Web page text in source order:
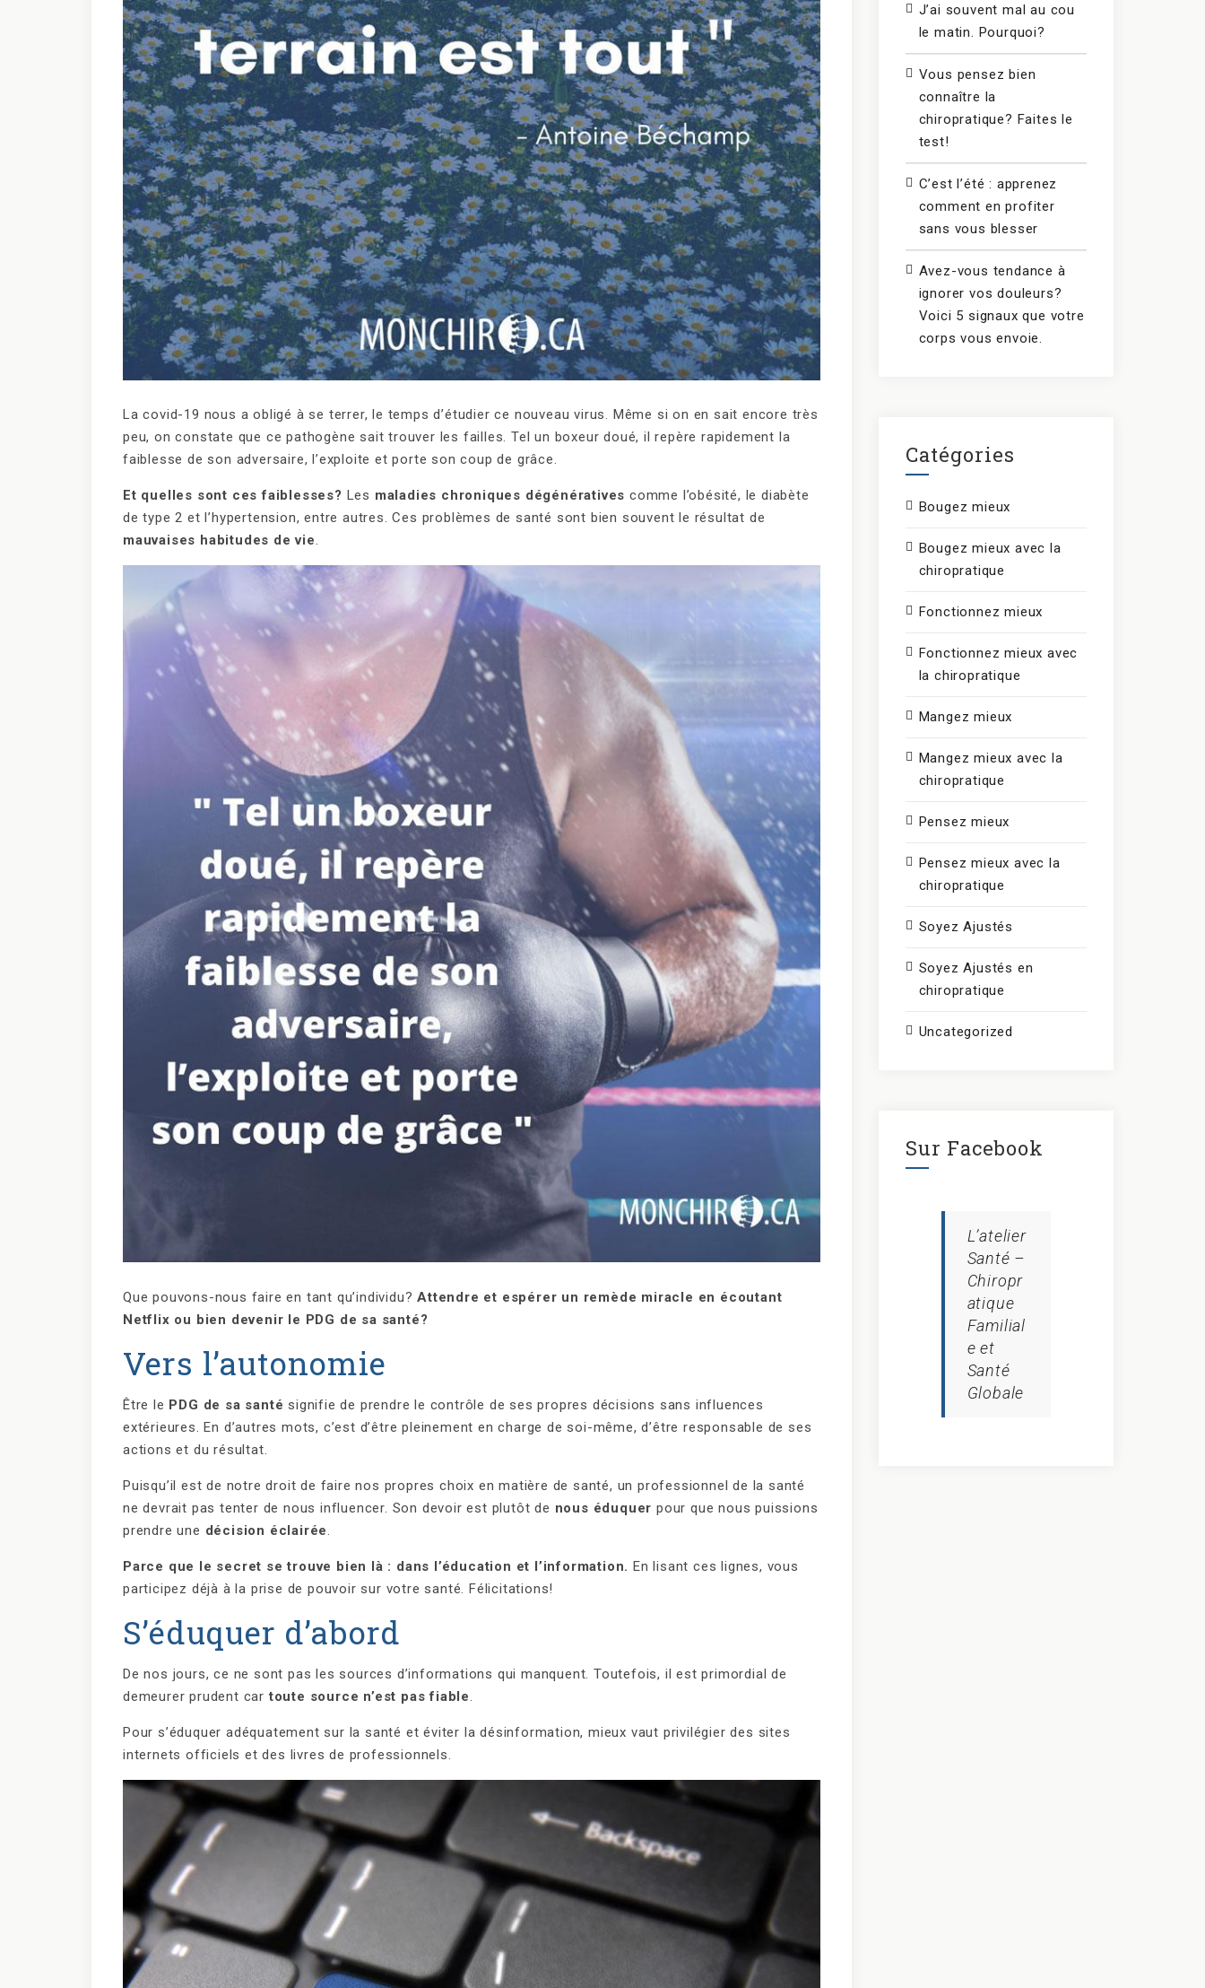
La covid-19 nous a obligé à se terrer, le temps d’étudier ce nouveau virus. Même si on en sait encore très
peu, on constate que ce pathogène sait trouver les failles. Tel un boxeur doué, il repère rapidement la
faiblesse de son adversaire, l’exploite et porte son coup de grâce.
Et quelles sont ces faiblesses? Les maladies chroniques dégénératives comme l’obésité, le diabète
de type 2 et l’hypertension, entre autres. Ces problèmes de santé sont bien souvent le résultat de
mauvaises habitudes de vie.
Que pouvons-nous faire en tant qu’individu?Attendre et espérer un remède miracle en écoutant
Netflix ou bien devenir le PDG de sa santé?
Vers l’autonomie
Être le PDG de sa santé signifie de prendre le contrôle de ses propres décisions sans influences
extérieures. En d’autres mots, c’est d’être pleinement en charge de soi-même, d’être responsable de ses
actions et du résultat.
Puisqu’il est de notre droit de faire nos propres choix en matière de santé, un professionnel de la santé
ne devrait pas tenter de nous influencer. Son devoir est plutôt de nous éduquer pour que nous puissions
prendre une décision éclairée
Parce que le secret se trouve bien là : dans l’éducation et l’information. En lisant ces lignes, vous
participez déjà à la prise de pouvoir sur votre santé. Félicitations!
S’éduquer d’abord
De nos jours, ce ne sont pas les sources d’informations qui manquent. Toutefois, il est primordial de
demeurer prudent cartoute source n’est pas fiable
Pour s’éduquer adéquatement sur la santé et éviter la désinformation, mieux vaut privilégier des sites
internets officiels et des livres de professionnels.
J’ai souvent mal au cou
le matin. Pourquoi?
Vous pensez bien
connaître la
chiropratique? Faites le
test!
C’est l’été : apprenez
comment en profiter
sans vous blesser
Avez-vous tendance à
ignorer vos douleurs?
Voici 5 signaux que votre
corps vous envoie.
Catégories
Bougez mieux
Bougez mieux avec la
chiropratique
Fonctionnez mieux
Fonctionnez mieux avec
la chiropratique
Mangez mieux
Mangez mieux avec la
chiropratique
Pensez mieux
Pensez mieux avec la
chiropratique
Soyez Ajustés
Soyez Ajustés en
chiropratique
Uncategorized
Sur Facebook
L’atelier
Santé –
Chiropr
atique
Familial
e et
Santé
Globale